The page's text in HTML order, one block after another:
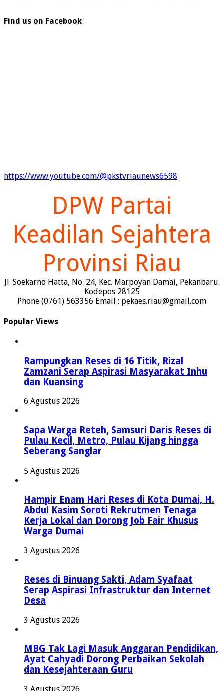
Find us on Facebook
https://www.youtube.com/@pkstvriaunews6598
DPW Partai
Keadilan Sejahtera
Provinsi Riau
Jl. Soekarno Hatta, No. 24, Kec. Marpoyan Damai, Pekanbaru.
Kodepos 28125
Phone (0761) 563356 Email : pekaes.riau@gmail.com
Popular Views
Rampungkan Reses di 16 Titik, Rizal
Zamzani Serap Aspirasi Masyarakat Inhu
dan Kuansing
6 Agustus 2026
Sapa Warga Reteh, Samsuri Daris Reses di
Pulau Kecil, Metro, Pulau Kijang hingga
Seberang Sanglar
5 Agustus 2026
Hampir Enam Hari Reses di Kota Dumai, H.
Abdul Kasim Soroti Rekrutmen Tenaga
Kerja Lokal dan Dorong Job Fair Khusus
Warga Dumai
3 Agustus 2026
Reses di Binuang Sakti, Adam Syafaat
Serap Aspirasi Infrastruktur dan Internet
Desa
3 Agustus 2026
MBG Tak Lagi Masuk Anggaran Pendidikan,
Ayat Cahyadi Dorong Perbaikan Sekolah
dan Kesejahteraan Guru